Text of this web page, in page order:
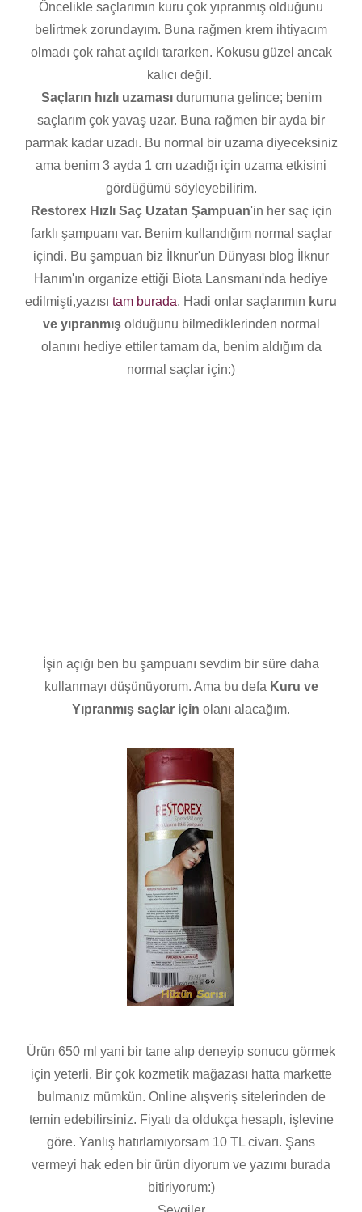
Öncelikle saçlarımın kuru çok yıpranmış olduğunu
belirtmek zorundayım. Buna rağmen krem ihtiyacım
olmadı çok rahat açıldı tararken. Kokusu güzel ancak
kalıcı değil.
Saçların hızlı uzamasıdurumuna gelince; benim
saçlarım çok yavaş uzar. Buna rağmen bir ayda bir
parmak kadar uzadı. Bu normal bir uzama diyeceksiniz
ama benim 3 ayda 1 cm uzadığı için uzama etkisini
gördüğümü söyleyebilirim.
Restorex Hızlı Saç Uzatan Şampuan'in her saç için
farklı şampuanı var. Benim kullandığım normal saçlar
içindi. Bu şampuan biz İlknur'un Dünyası blog İlknur
Hanım'ın organize ettiği Biota Lansmanı'nda hediye
edilmişti,yazısı tam burada. Hadi onlar saçlarımın kuru
ve yıpranmışolduğunu bilmediklerinden normal
olanını hediye ettiler tamam da, benim aldığım da
normal saçlar için:)
İşin açığı ben bu şampuanı sevdim bir süre daha
kullanmayı düşünüyorum. Ama bu defa Kuru ve
Yıpranmış saçlar için olanı alacağım.
Ürün 650 ml yani bir tane alıp deneyip sonucu görmek
için yeterli. Bir çok kozmetik mağazası hatta markette
bulmanız mümkün. Online alışveriş sitelerinden de
temin edebilirsiniz. Fiyatı da oldukça hesaplı, işlevine
göre. Yanlış hatırlamıyorsam 10 TL civarı. Şans
vermeyi hak eden bir ürün diyorum ve yazımı burada
bitiriyorum:)